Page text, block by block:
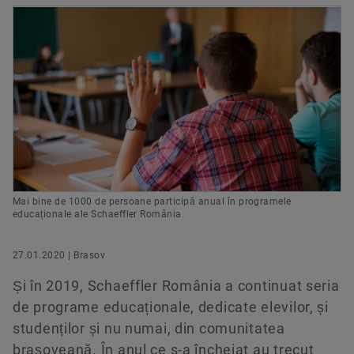
Responsabilitate socială
Produse digitale
Protecția mărcii
Laboratories Romania
Servicii & Contact
+40 268 505484
Web
Comandați acum
Mai bine de 1000 de persoane participă anual în programele
educaționale ale Schaeffler România.
27.01.2020 | Brasov
Și în 2019, Schaeffler România a continuat seria
de programe educaționale, dedicate elevilor, și
studenților și nu numai, din comunitatea
brașoveană. În anul ce s-a încheiat au trecut